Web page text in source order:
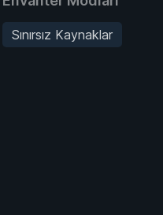
Sınırsız Kaynaklar